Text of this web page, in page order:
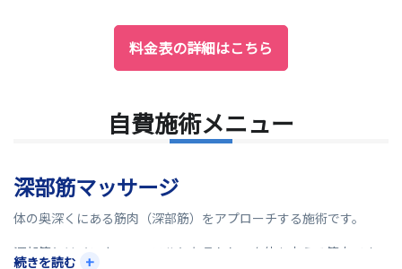
料金表の詳細はこちら
自費施術メニュー
深部筋マッサージ
体の奥深くにある筋肉（深部筋）をアプローチする施術です。
深部筋とはインナーマッスルとも言われ、身体を支える筋肉です。
続きを読む +